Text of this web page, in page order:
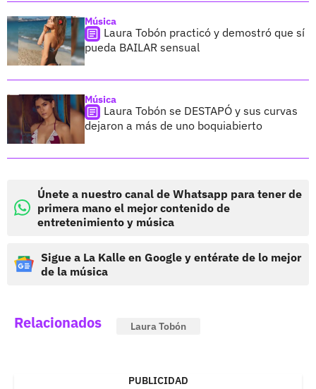
Música
Laura Tobón practicó y demostró que sí
pueda BAILAR sensual
Música
Laura Tobón se DESTAPÓ y sus curvas
dejaron a más de uno boquiabierto
Únete a nuestro canal de Whatsapp para tener de
primera mano el mejor contenido de
entretenimiento y música
Sigue a La Kalle en Google y entérate de lo mejor
de la música
Relacionados Laura Tobón
PUBLICIDAD